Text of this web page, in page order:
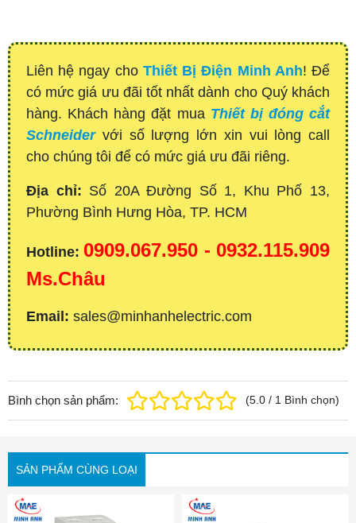
Liên hệ ngay cho Thiết Bị Điện Minh Anh! Để
có mức giá ưu đãi tốt nhất dành cho Quý khách
hàng. Khách hàng đặt mua Thiết bị đóng cắt
Schneider với số lượng lớn xin vui lòng call
cho chúng tôi để có mức giá ưu đãi riêng.
Địa chỉ: Số 20A Đường Số 1, Khu Phố 13,
Phường Bình Hưng Hòa, TP. HCM
Hotline: 0909.067.950 - 0932.115.909
Ms.Châu
Email: sales@minhanhelectric.com
Bình chọn sản phẩm: (5.0 / 1 Bình chọn)
SẢN PHẨM CÙNG LOẠI